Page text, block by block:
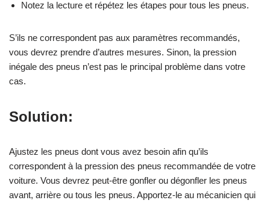
Notez la lecture et répétez les étapes pour tous les pneus.
S’ils ne correspondent pas aux paramètres recommandés,
vous devrez prendre d’autres mesures. Sinon, la pression
inégale des pneus n’est pas le principal problème dans votre
cas.
Solution:
Ajustez les pneus dont vous avez besoin afin qu’ils
correspondent à la pression des pneus recommandée de votre
voiture. Vous devrez peut-être gonfler ou dégonfler les pneus
avant, arrière ou tous les pneus. Apportez-le au mécanicien qui